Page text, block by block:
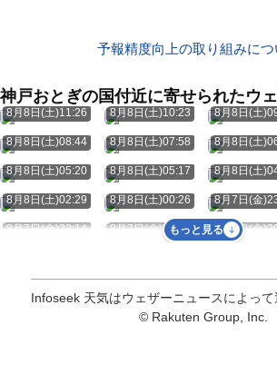
予報精度向上の取り組みにつ
神戸おとぎの国付近に寄せられたウ
8月8日(土)11:26 8月8日(土)10:23 8月8日(土
8月8日(土)08:44 8月8日(土)07:58 8月8日(土
8月8日(土)05:20 8月8日(土)05:17 8月8日(土
8月8日(土)02:29 8月8日(土)00:26 8月7日(金
8月7日(金)22:14 8月7日(金)21:49 8月7日(金
もっと見る
Infoseek 天気はウェザーニュースによっ
© Rakuten Group, Inc.